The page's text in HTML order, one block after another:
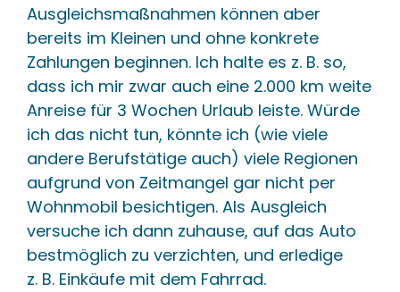
Ausgleichsmaßnahmen können aber
bereits im Kleinen und ohne konkrete
Zahlungen beginnen. Ich halte es z. B. so,
dass ich mir zwar auch eine 2.000 km weite
Anreise für 3 Wochen Urlaub leiste. Würde
ich das nicht tun, könnte ich (wie viele
andere Berufstätige auch) viele Regionen
aufgrund von Zeitmangel gar nicht per
Wohnmobil besichtigen. Als Ausgleich
versuche ich dann zuhause, auf das Auto
bestmöglich zu verzichten, und erledige
z. B. Einkäufe mit dem Fahrrad.